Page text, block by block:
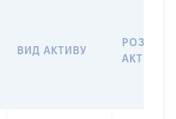
ВИД АКТИВУ
РОЗМІР
АКТИВУ